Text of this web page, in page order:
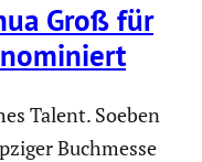
Groß für
Talent. Soeben
Buchmesse